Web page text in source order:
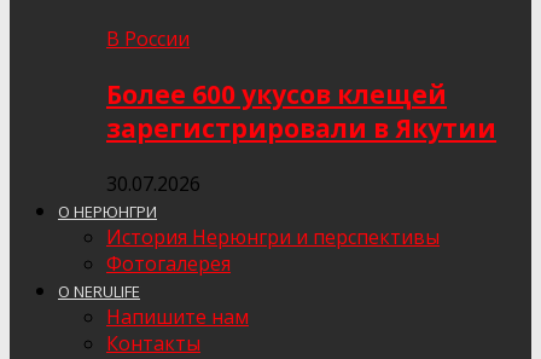
В России
Более 600 укусов клещей
зарегистрировали в Якутии
30.07.2026
О НЕРЮНГРИ
История Нерюнгри и перспективы
Фотогалерея
О NERULIFE
Напишите нам
Контакты